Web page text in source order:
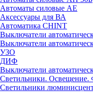
Автоматы силовые АЕ
Аксессуары для ВА
Автоматика CHINT
Выключатели
Выключатели
УЗО
ДИФ
Выключатели
Светильники. Освещение.
Светильники